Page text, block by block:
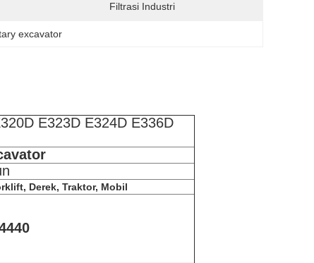
Filtrasi Industri
excavator
E323D E324D E336D
Derek, Traktor, Mobil